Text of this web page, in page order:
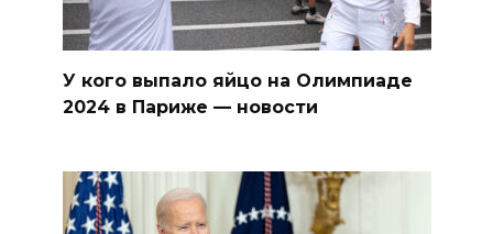
У кого выпало яйцо на Олимпиаде
2024 в Париже — новости